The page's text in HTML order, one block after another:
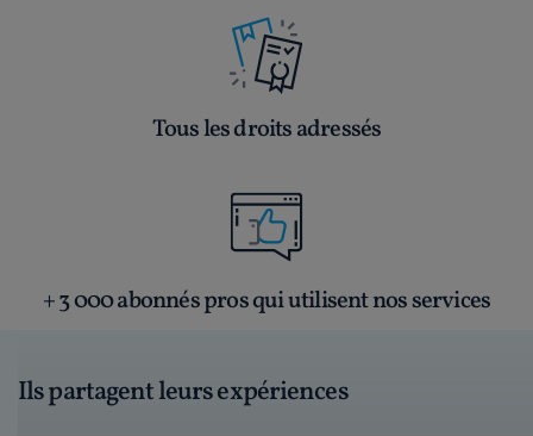
Tous les droits adressés
+ 3 000 abonnés pros qui utilisent nos services
Ils partagent leurs expériences